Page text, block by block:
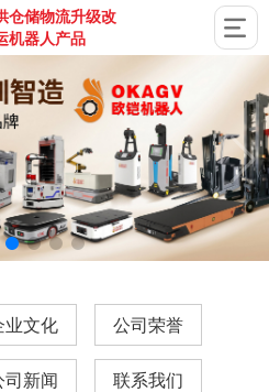
仓储物流升级改
机器人产品
业文化 公司荣誉
司新闻 联系我们